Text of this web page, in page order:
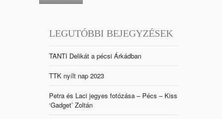
LEGUTÓBBI BEJEGYZÉSEK
TANTI Delikát a pécsi Árkádban
TTK nyílt nap 2023
Petra és Laci jegyes fotózása – Pécs – Kiss
‘Gadget’ Zoltán